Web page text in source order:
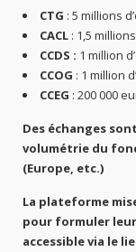
CTG : 5 millions
CACL : 1,5
CCDS : 1 million
CCOG : 1 million
CCEG : 200 000
Des échanges
volumétrie du
(Europe, etc.)
La plateforme
pour formuler
accessible via le